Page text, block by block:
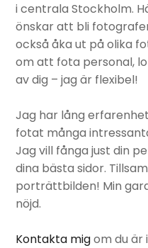
i centrala Stockholm.
önskar att bli
också åka ut på olika
om att fota personal,
av dig – jag är flexibel!
Jag har lång
fotat många
Jag vill fånga just din
dina bästa sidor.
porträttbilden! Min
nöjd.
Kontakta migom du är